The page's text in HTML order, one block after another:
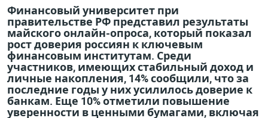
Финансовый университет при
правительстве РФ представил результаты
майского онлайн-опроса, который показал
рост доверия россиян к ключевым
финансовым институтам. Среди
участников, имеющих стабильный доход и
личные накопления, 14% сообщили, что за
последние годы у них усилилось доверие к
банкам. Еще 10% отметили повышение
уверенности в ценными бумагами, включая